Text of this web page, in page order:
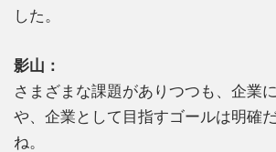
した。
影山：
さまざまな課題がありつつも、企業
や、企業として目指すゴールは明確
ね。